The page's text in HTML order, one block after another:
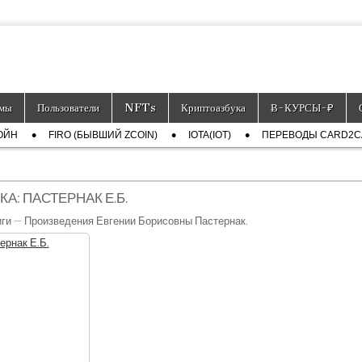
Пользователи NFTs Криптоазбука Ƀ-КУРСЫ-₽
FIRO (БЫВШИЙ ZCOIN) IOTA(IOT) ПЕРЕВОДЫ
ПАСТЕРНАК Е.Б.
— Произведения Евгении Борисовны Пастернак.